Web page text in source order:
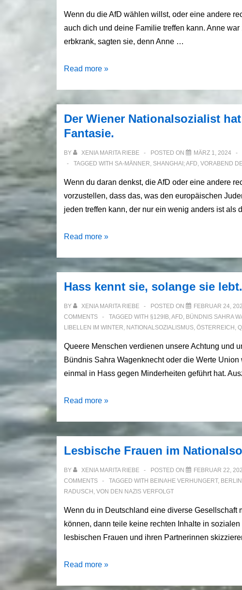
Wenn du die AfD wählen willst, oder eine andere
auch dich und deine Familie treffen kann. Anne
erbkrank, sagten sie, denn Anne …
Zwangssterilisation
Read more »
Der Wiener Nationalsozialist
Fantasie.
BY XENIA MARITA RIEBE POSTED ON MÄRZ 1, 2024
TAGGED WITH SA-MÄNNER, SHANGHAI; AFD, VORABEND
Wenn du daran denkst, die AfD oder eine andere
vorzustellen, dass das, was den europäischen
jeden treffen kann, der nur ein wenig anders ist als
Der
Nationalsozialist
nicht
nur
Humor,
er
hat
auch
Fantasie.
Read more »
Hass kennt sie, solange sie lebt.
BY XENIA MARITA RIEBE POSTED ON FEBRUAR 24,
COMMENTS
TAGGED WITH §129IB,AFD, BÜNDNIS SAHRA
LIBELLEN IM WINTER, NATIONALSOZIALISMUS, ÖSTERREICH ,
Queere Menschen verdienen unsere Achtung und
Bündnis Sahra Wagenknecht oder die Werte
einmal in Hass gegen Minderheiten geführt hat.
Hass
sie
lebt.
Read more »
Lesbische Frauen im
BY XENIA MARITA RIEBE POSTED ON FEBRUAR 22,
COMMENTS
TAGGED WITH BEINAHE VERHUNGERT,
RADUSCH , VON DEN NAZIS VERFOLGT
Wenn du in Deutschland eine diverse Gesellschaft
können, dann teile keine rechten Inhalte in
lesbischen Frauen und ihren Partnerinnen
Lesbische
Read more »